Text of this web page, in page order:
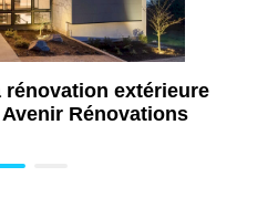
à Grenoble (38)
à Grenoble (38)
à Grenoble (38)extérieure
Rénovations